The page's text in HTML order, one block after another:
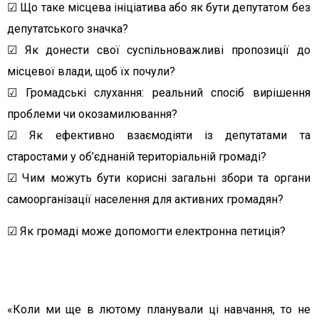
☑ Що таке місцева ініціатива або як бути депутатом без
депутатського значка?
☑ Як донести свої суспільноважливі пропозиції до
місцевої влади, щоб їх почули?
☑ Громадські слухання: реальний спосіб вирішення
проблеми чи окозамилювання?
☑ Як ефективно взаємодіяти із депутатами та
старостами у об’єднаній територіальній громаді?
☑ Чим можуть бути корисні загальні збори та органи
самоорганізації населення для активних громадян?
☑ Як громаді може допомогти електронна петиція?
«Коли ми ще в лютому планували ці навчання, то не